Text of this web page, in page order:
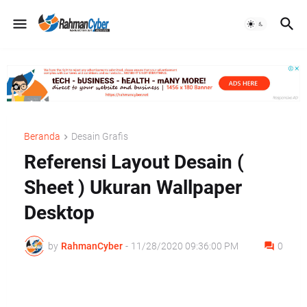
Beranda Desain Grafis
Referensi Layout Desain (
Sheet ) Ukuran Wallpaper
Desktop
by RahmanCyber - 11/28/2020 09:36:00 PM 0